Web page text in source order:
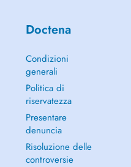
Doctena
Condizioni
generali
Politica di
riservatezza
Presentare
denuncia
Risoluzione delle
controversie